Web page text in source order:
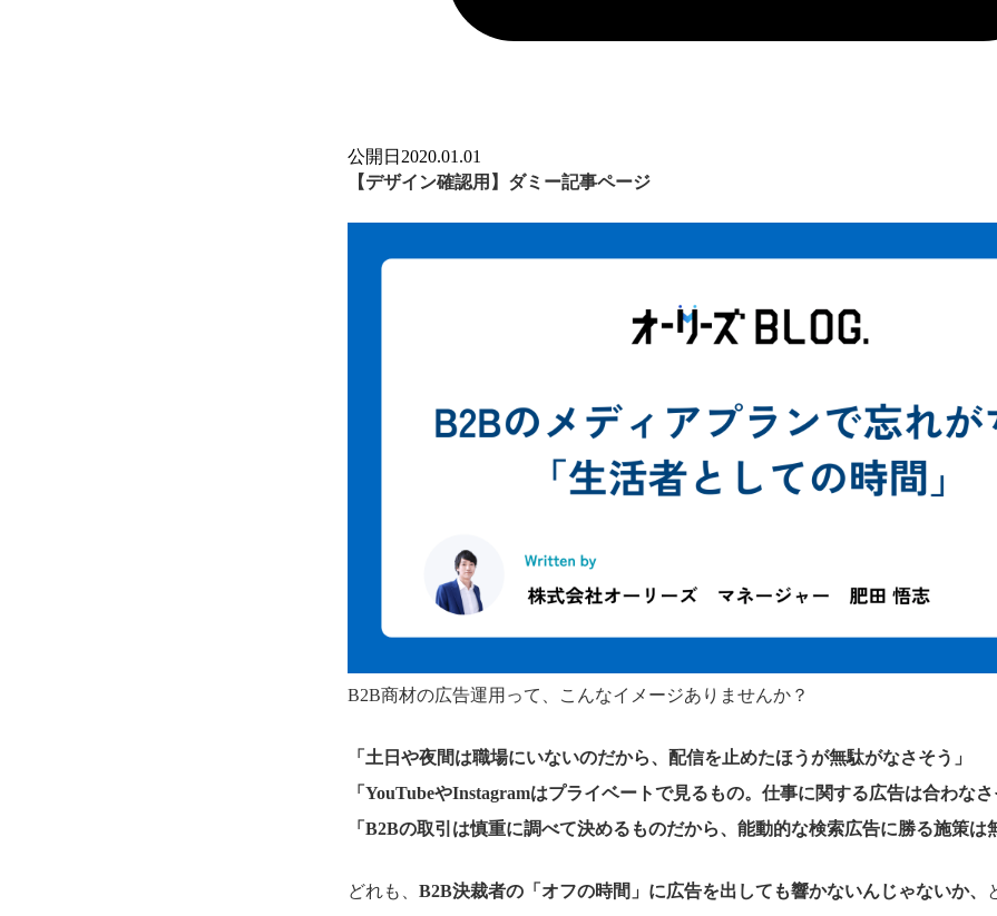
公開日 2020.01.01
【デザイン確認用】ダミー記事ページ
B2B商材の広告運用って、こんなイメージありませんか？
「土日や夜間は職場にいないのだから、配信を止めたほうが無駄がなさそう」
「YouTubeやInstagramはプライベートで見るもの。仕事に関する広告は合わなさ
「B2Bの取引は慎重に調べて決めるものだから、能動的な検索広告に勝る施策は
どれも、 B2B決裁者の「オフの時間」に広告を出しても響かないんじゃないか、